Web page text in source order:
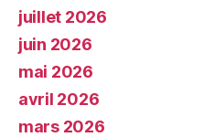
juillet 2026
juin 2026
mai 2026
avril 2026
mars 2026